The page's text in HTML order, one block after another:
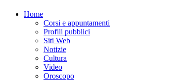
Home
Corsi e appuntamenti
Profili pubblici
Siti Web
Notizie
Cultura
Video
Oroscopo